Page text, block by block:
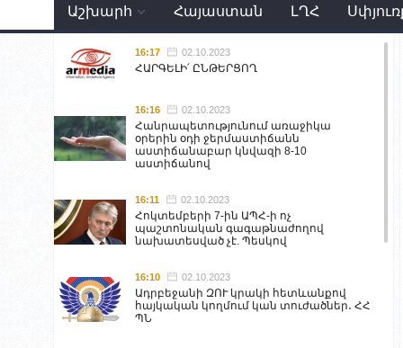
Աշխարհ Հայաստան ԼՂՀ
16:17 02.10.2023
ՀԱՐԳԵԼԻ՛ ԸՆԹԵՐՑՈՂ
16:16 02.10.2023
Հանրապետությունում առաջիկա
օրերին օդի ջերմաստիճանն
աստիճանաբար կնվազի 8-10
աստիճանով
16:11 02.10.2023
Հոկտեմբերի 7-ին ԱՊՀ-ի ոչ
պաշտոնական գագաթնաժողով
նախատեսված չէ. Պեսկով
16:10 02.10.2023
Ադրբեջանի ԶՈՒ կրակի հետևանքով
հայկական կողմում կան տուժածներ․ ՀՀ
ՊՆ